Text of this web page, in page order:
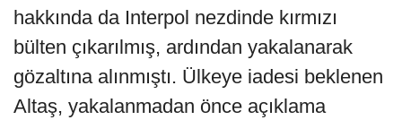
hakkında da Interpol nezdinde kırmızı
bülten çıkarılmış, ardından yakalanarak
gözaltına alınmıştı. Ülkeye iadesi beklenen
Altaş, yakalanmadan önce açıklama